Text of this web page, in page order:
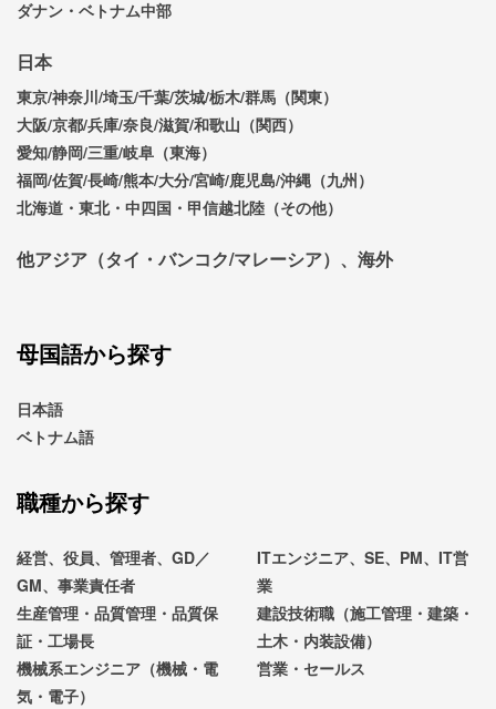
ダナン・ベトナム中部
日本
東京/神奈川/埼玉/千葉/茨城/栃木/群馬（関東）
大阪/京都/兵庫/奈良/滋賀/和歌山（関西）
愛知/静岡/三重/岐阜（東海）
福岡/佐賀/長崎/熊本/大分/宮崎/鹿児島/沖縄（九州）
北海道・東北・中四国・甲信越北陸（その他）
他アジア（タイ・バンコク/マレーシア）、海外
母国語から探す
日本語
ベトナム語
職種から探す
経営、役員、管理者、GD／
GM、事業責任者
ITエンジニア、SE、PM、IT営
業
生産管理・品質管理・品質保
証・工場長
建設技術職（施工管理・建築・
土木・内装設備）
機械系エンジニア（機械・電
気・電子）
営業・セールス